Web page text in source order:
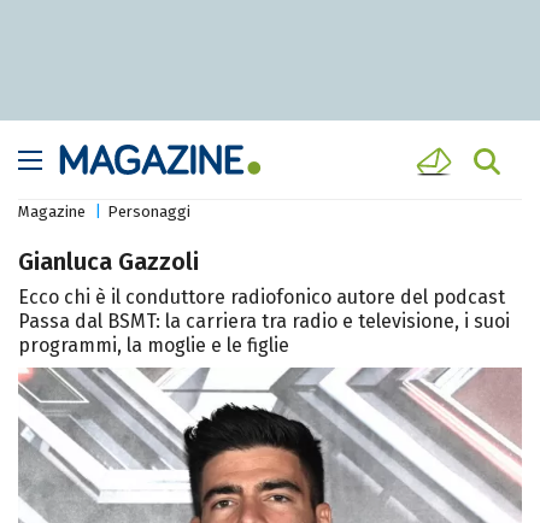
Magazine Personaggi
Gianluca Gazzoli
Ecco chi è il conduttore radiofonico autore del podcast
Passa dal BSMT: la carriera tra radio e televisione, i suoi
programmi, la moglie e le figlie